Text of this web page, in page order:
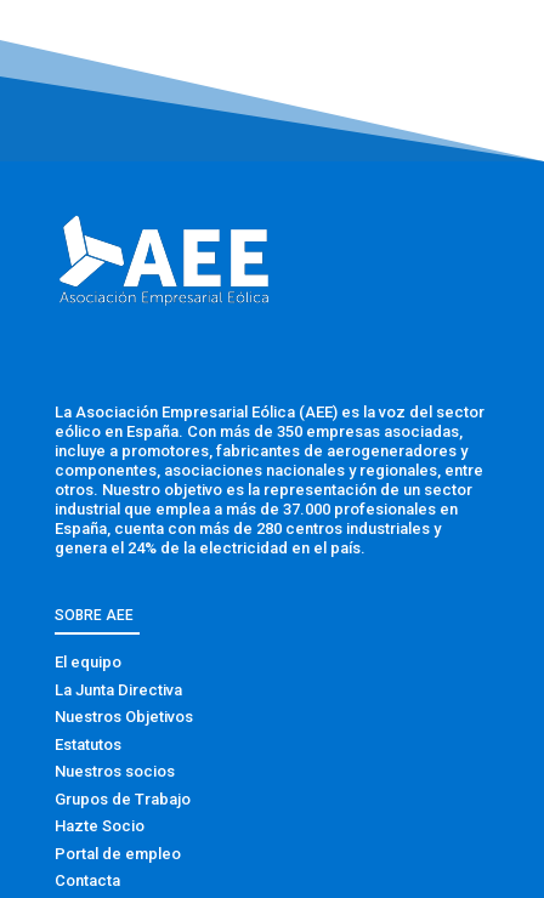
La Asociación Empresarial Eólica (AEE) es la voz del sector
eólico en España. Con más de 350 empresas asociadas,
incluye a promotores, fabricantes de aerogeneradores y
componentes, asociaciones nacionales y regionales, entre
otros. Nuestro objetivo es la representación de un sector
industrial que emplea a más de 37.000 profesionales en
España, cuenta con más de 280 centros industriales y
genera el 24% de la electricidad en el país.
SOBRE AEE
El equipo
La Junta Directiva
Nuestros Objetivos
Estatutos
Nuestros socios
Grupos de Trabajo
Hazte Socio
Portal de empleo
Contacta